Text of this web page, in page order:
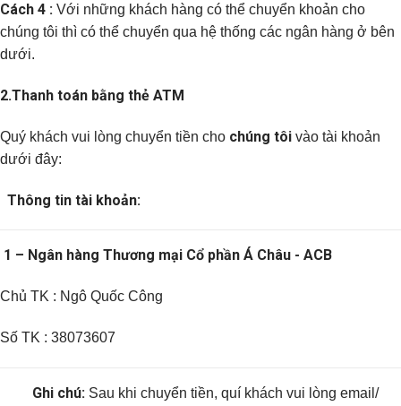
Cách 4 : Với những khách hàng có thể chuyển khoản cho
chúng tôi thì có thể chuyển qua hệ thống các ngân hàng ở bên
dưới.
2.Thanh toán bằng thẻ ATM
Quý khách vui lòng chuyển tiền cho chúng tôi vào tài khoản
dưới đây:
Thông tin tài khoản:
1 – Ngân hàng Thương mại Cổ phần Á Châu - ACB
Chủ TK : Ngô Quốc Công
Số TK : 38073607
Ghi chú: Sau khi chuyển tiền, quí khách vui lòng email/